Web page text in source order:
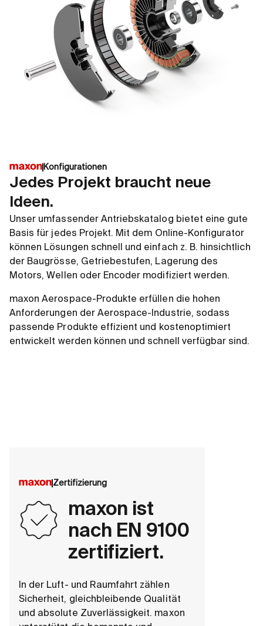
Konfigurationen
Jedes Projekt braucht neue
Ideen.
Unser umfassender Antriebskatalog bietet eine gute
Basis für jedes Projekt. Mit dem Online-Konfigurator
können Lösungen schnell und einfach z. B. hinsichtlich
der Baugrösse, Getriebestufen, Lagerung des
Motors, Wellen oder Encoder modifiziert werden.
maxon Aerospace-Produkte erfüllen die hohen
Anforderungen der Aerospace-Industrie, sodass
passende Produkte effizient und kostenoptimiert
entwickelt werden können und schnell verfügbar sind.
Zertifizierung
maxon ist
nach EN 9100
zertifiziert.
In der Luft- und Raumfahrt zählen
Sicherheit, gleichbleibende Qualität
und absolute Zuverlässigkeit. maxon